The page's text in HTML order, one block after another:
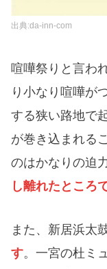
出典:da-inn-com
喧嘩祭りと言わ
り小なり喧嘩が
する狭い路地で
が巻き込まれる
のはかなりの迫
し離れたところ
また、新居浜太
す。一宮の杜ミ